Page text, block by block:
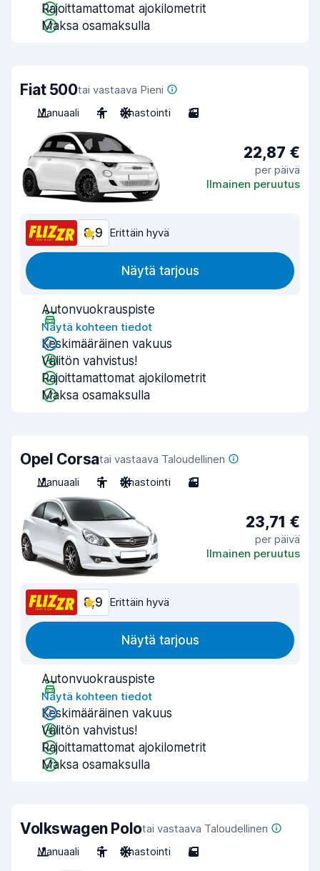
Rajoittamattomat ajokilometrit
Maksa osamaksulla
Fiat 500tai vastaava Pieni
Manuaali
4 Ilmastointi 3
22,87 €
per päivä
Ilmainen peruutus
8,9 Erittäin hyvä
Näytä tarjous
Autonvuokrauspiste
Näytä kohteen tiedot
Keskimääräinen vakuus
Välitön vahvistus!
Rajoittamattomat ajokilometrit
Maksa osamaksulla
Opel Corsatai vastaava Taloudellinen
Manuaali
5 Ilmastointi 3
23,71 €
per päivä
Ilmainen peruutus
8,9 Erittäin hyvä
Näytä tarjous
Autonvuokrauspiste
Näytä kohteen tiedot
Keskimääräinen vakuus
Välitön vahvistus!
Rajoittamattomat ajokilometrit
Maksa osamaksulla
Volkswagen Polotai vastaava Taloudellinen
Manuaali
5 Ilmastointi 5